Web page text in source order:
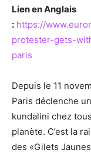
Lien en Anglais
: https://
protester-gets-
paris
Depuis le 11
Paris déclenche
kundalini chez
planète. C’est la
des «Gilets